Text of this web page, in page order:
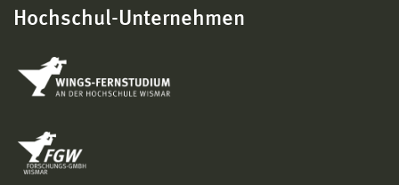
Hochschul-Unternehmen